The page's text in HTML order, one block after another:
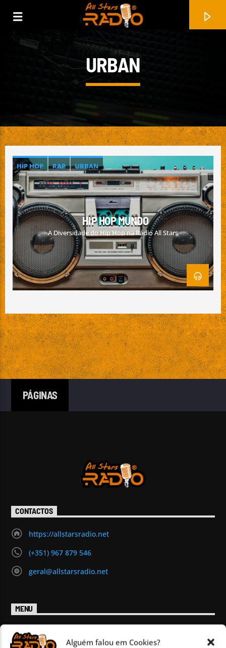
Alguém falou em Cookies?
FAIXA ATUAL
DECEMBER
COLLECTIVE SOUL
URBAN
HIP HOP RAP URBAN
HIP HOP MUNDO
A Diversidade do Hip Hop na Rádio All Stars
PÁGINAS
CONTACTOS
https://allstarsradio.net
(+351) 967 879 546
geral@allstarsradio.net
MENU
Programas